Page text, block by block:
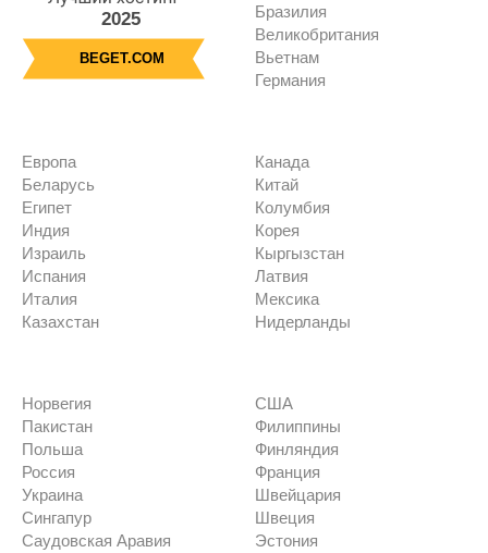
2025
BEGET.COM
Бразилия
Великобритания
Вьетнам
Германия
Европа
Беларусь
Египет
Индия
Израиль
Испания
Италия
Казахстан
Канада
Китай
Колумбия
Корея
Кыргызстан
Латвия
Мексика
Нидерланды
Норвегия
Пакистан
Польша
Россия
Украина
Сингапур
Саудовская Аравия
США
Филиппины
Финляндия
Франция
Швейцария
Швеция
Эстония